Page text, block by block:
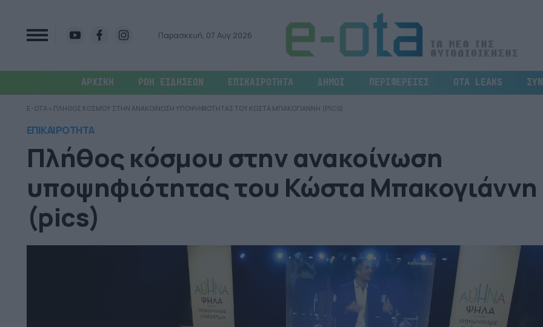
Παρασκευή, 07 Αυγ 2026
ΑΡΧΙΚΗ ΡΟΗ ΕΙΔΗΣΕΩΝ ΕΠΙΚΑΙΡΟΤΗΤΑ ΔΗΜΟΙ ΠΕΡΙΦΕΡΕΙΕΣ OTA LEAKS
E-OTA » ΠΛΗΘΟΣ ΚΟΣΜΟΥ ΣΤΗΝ ΑΝΑΚΟΙΝΩΣΗ ΥΠΟΨΗΦΙΟΤΗΤΑΣ ΤΟΥ ΚΩΣΤΑ ΜΠΑΚΟΓΙΑΝΝΗ (PICS)
ΕΠΙΚΑΙΡΟΤΗΤΑ
Πλήθος κόσμου στην ανακοίνωση
υποψηφιότητας του Κώστα Μπακογιάννη
(pics)